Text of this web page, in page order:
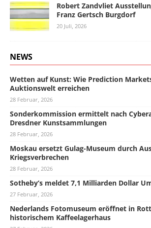
Robert Zandvliet
Franz Gertsch Burgdorf
20 Juli, 2026
NEWS
Wetten auf Kunst: Wie Prediction
Auktionswelt erreichen
28 Februar, 2026
Sonderkommission ermittelt nach
Dresdner Kunstsammlungen
28 Februar, 2026
Moskau ersetzt Gulag-Museum durch
Kriegsverbrechen
28 Februar, 2026
Sotheby’s meldet 7,1 Milliarden Dollar
27 Februar, 2026
Nederlands Fotomuseum eröffnet in
historischem Kaffeelagerhaus